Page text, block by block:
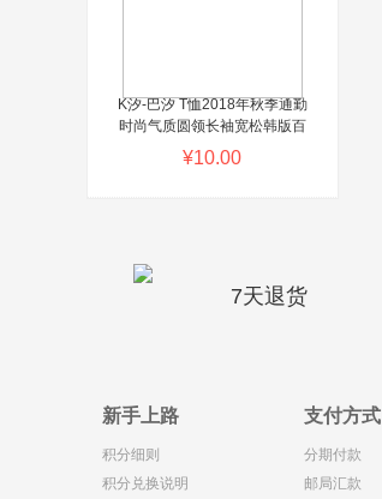
K汐-巴汐 T恤2018年秋季通勤
时尚气质圆领长袖宽松韩版百
搭印花潮流 KXBX3655 白色
ShopWT提醒您：商城系统演
¥10.00
7天退货
新手上路
积分细则
积分兑换说明
支付方式
分期付款
邮局汇款